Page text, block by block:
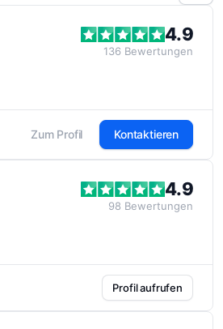
4.9
136 Bewertungen
Zum Profil Kontaktieren
4.9
98 Bewertungen
Profil aufrufen